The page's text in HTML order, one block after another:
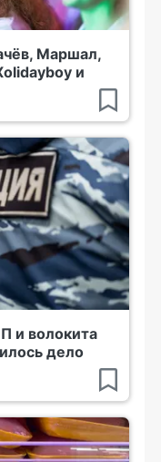
Маршал,
и
и волокита
дело